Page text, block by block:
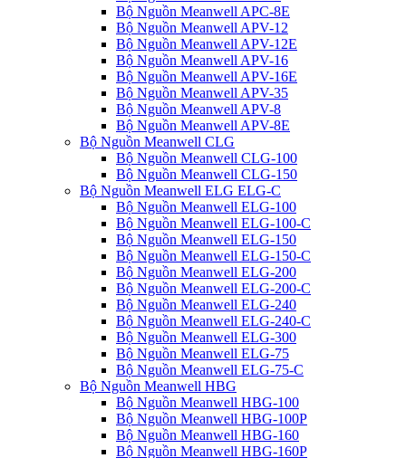
Bộ Nguồn Meanwell APC-8E
Bộ Nguồn Meanwell APV-12
Bộ Nguồn Meanwell APV-12E
Bộ Nguồn Meanwell APV-16
Bộ Nguồn Meanwell APV-16E
Bộ Nguồn Meanwell APV-35
Bộ Nguồn Meanwell APV-8
Bộ Nguồn Meanwell APV-8E
Bộ Nguồn Meanwell CLG
Bộ Nguồn Meanwell CLG-100
Bộ Nguồn Meanwell CLG-150
Bộ Nguồn Meanwell ELG ELG-C
Bộ Nguồn Meanwell ELG-100
Bộ Nguồn Meanwell ELG-100-C
Bộ Nguồn Meanwell ELG-150
Bộ Nguồn Meanwell ELG-150-C
Bộ Nguồn Meanwell ELG-200
Bộ Nguồn Meanwell ELG-200-C
Bộ Nguồn Meanwell ELG-240
Bộ Nguồn Meanwell ELG-240-C
Bộ Nguồn Meanwell ELG-300
Bộ Nguồn Meanwell ELG-75
Bộ Nguồn Meanwell ELG-75-C
Bộ Nguồn Meanwell HBG
Bộ Nguồn Meanwell HBG-100
Bộ Nguồn Meanwell HBG-100P
Bộ Nguồn Meanwell HBG-160
Bộ Nguồn Meanwell HBG-160P